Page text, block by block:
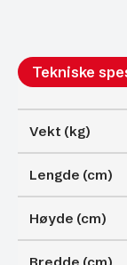
Tekniske
Vekt (kg)
Lengde (cm)
Høyde (cm)